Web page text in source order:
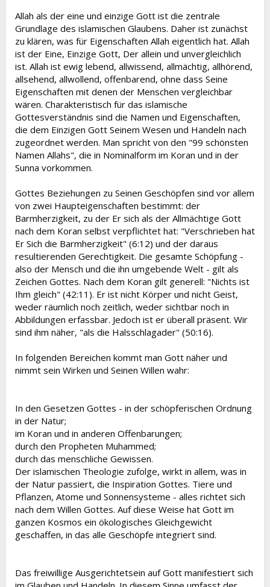
a
n
h
i
Allah als der eine und einzige Gott ist die zentrale
Grundlage des islamischen Glaubens. Daher ist zunächst
zu klären, was für Eigenschaften Allah eigentlich hat. Allah
ist der Eine, Einzige Gott, Der allein und unvergleichlich
ist. Allah ist ewig lebend, allwissend, allmächtig, allhörend,
allsehend, allwollend, offenbarend, ohne dass Seine
Eigenschaften mit denen der Menschen vergleichbar
wären. Charakteristisch für das islamische
Gottesverständnis sind die Namen und Eigenschaften,
die dem Einzigen Gott Seinem Wesen und Handeln nach
zugeordnet werden. Man spricht von den "99 schönsten
Namen Allahs", die in Nominalform im Koran und in der
Sunna vorkommen.
Gottes Beziehungen zu Seinen Geschöpfen sind vor allem
von zwei Haupteigenschaften bestimmt: der
Barmherzigkeit, zu der Er sich als der Allmächtige Gott
nach dem Koran selbst verpflichtet hat: "Verschrieben hat
Er Sich die Barmherzigkeit" (6:12) und der daraus
resultierenden Gerechtigkeit. Die gesamte Schöpfung -
also der Mensch und die ihn umgebende Welt - gilt als
Zeichen Gottes. Nach dem Koran gilt generell: "Nichts ist
Ihm gleich" (42:11). Er ist nicht Körper und nicht Geist,
weder räumlich noch zeitlich, weder sichtbar noch in
Abbildungen erfassbar. Jedoch ist er überall präsent. Wir
sind ihm näher, "als die Halsschlagader" (50:16).
In folgenden Bereichen kommt man Gott näher und
nimmt sein Wirken und Seinen Willen wahr:
In den Gesetzen Gottes - in der schöpferischen Ordnung
in der Natur;
im Koran und in anderen Offenbarungen;
durch den Propheten Muhammed;
durch das menschliche Gewissen.
Der islamischen Theologie zufolge, wirkt in allem, was in
der Natur passiert, die Inspiration Gottes. Tiere und
Pflanzen, Atome und Sonnensysteme - alles richtet sich
nach dem Willen Gottes. Auf diese Weise hat Gott im
ganzen Kosmos ein ökologisches Gleichgewicht
geschaffen, in das alle Geschöpfe integriert sind.
Das freiwillige Ausgerichtetsein auf Gott manifestiert sich